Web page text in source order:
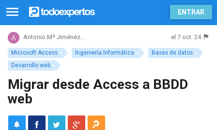
ENTRAR
Microsoft Access Ingeniería Informática
Bases de datos
Desarrollo web
Antonio Mª Jiménez... el 7 oct. 24
Migrar desde Access a BBDD
web